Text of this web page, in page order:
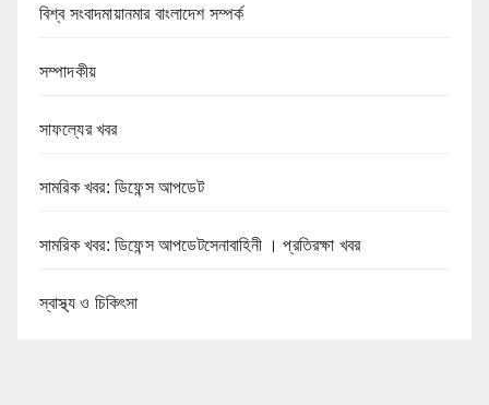
বিশ্ব সংবাদমায়ানমার বাংলাদেশ সম্পর্ক
সম্পাদকীয়
সাফল্যের খবর
সামরিক খবর: ডিফেন্স আপডেট
সামরিক খবর: ডিফেন্স আপডেটসেনাবাহিনী । প্রতিরক্ষা খবর
স্বাস্থ্য ও চিকিৎসা